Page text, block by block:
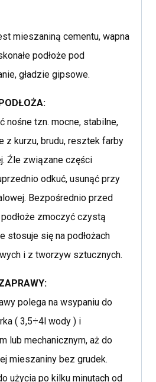
mieszaniną cementu, wapna
podłoże pod
gładzie gipsowe.
nośne tzn. mocne, stabilne,
z kurzu, brudu, resztek farby
Źle związane części
odkuć, usunąć przy
Bezpośrednio przed
zmoczyć czystą
stosuje się na podłożach
i z tworzyw sztucznych.
polega na wsypaniu do
( 3,5÷4l wody ) i
lub mechanicznym, aż do
mieszaniny bez grudek.
użycia po kilku minutach od